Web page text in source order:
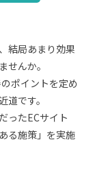
結局あまり効果
せんか。
ポイントを定め
です。
ったECサイト
る施策」を実施